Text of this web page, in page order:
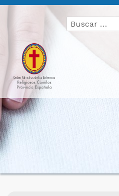
Buscar
por: